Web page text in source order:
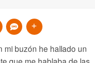
mi buzón he hallado un
que me hablaba de las